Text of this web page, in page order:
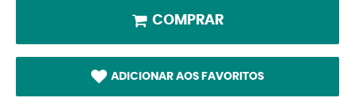
COMPRAR
ADICIONAR AOS FAVORITOS